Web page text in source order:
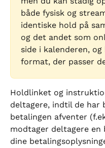
både fysisk og
identiske hold på
og det andet som
side i kalenderen,
format, der passer
Holdlinket og
deltagere, indtil de har
betalingen afventer
modtager deltagere
dine